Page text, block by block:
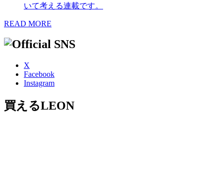
いて考える連載です。
READ MORE
X
Facebook
Instagram
買えるLEON